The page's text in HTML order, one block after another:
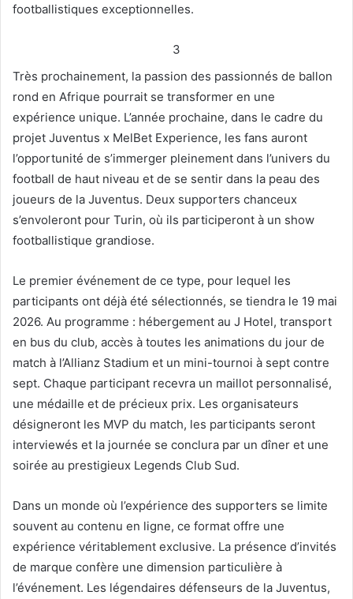
footballistiques exceptionnelles.
3
Très prochainement, la passion des passionnés de ballon
rond en Afrique pourrait se transformer en une
expérience unique. L’année prochaine, dans le cadre du
projet Juventus x MelBet Experience, les fans auront
l’opportunité de s’immerger pleinement dans l’univers du
football de haut niveau et de se sentir dans la peau des
joueurs de la Juventus. Deux supporters chanceux
s’envoleront pour Turin, où ils participeront à un show
footballistique grandiose.
Le premier événement de ce type, pour lequel les
participants ont déjà été sélectionnés, se tiendra le 19 mai
2026. Au programme : hébergement au J Hotel, transport
en bus du club, accès à toutes les animations du jour de
match à l’Allianz Stadium et un mini-tournoi à sept contre
sept. Chaque participant recevra un maillot personnalisé,
une médaille et de précieux prix. Les organisateurs
désigneront les MVP du match, les participants seront
interviewés et la journée se conclura par un dîner et une
soirée au prestigieux Legends Club Sud.
Dans un monde où l’expérience des supporters se limite
souvent au contenu en ligne, ce format offre une
expérience véritablement exclusive. La présence d’invités
de marque confère une dimension particulière à
l’événement. Les légendaires défenseurs de la Juventus,